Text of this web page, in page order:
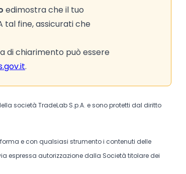
edimostra che il tuo
tal fine, assicurati che
di chiarimento può essere
.
società TradeLab S.p.A. e sono protetti dal diritto
e con qualsiasi strumento i contenuti delle
espressa autorizzazione dalla Società titolare dei